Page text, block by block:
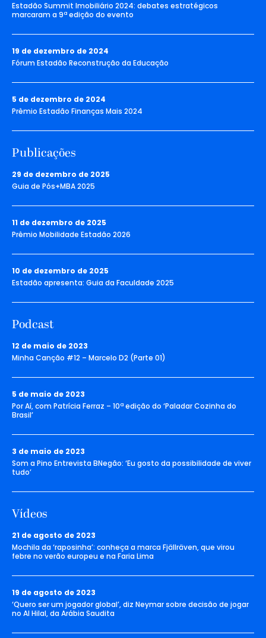
Estadão Summit Imobiliário 2024: debates estratégicos
marcaram a 9ª edição do evento
19 de dezembro de 2024
Fórum Estadão Reconstrução da Educação
5 de dezembro de 2024
Prêmio Estadão Finanças Mais 2024
Publicações
29 de dezembro de 2025
Guia de Pós+MBA 2025
11 de dezembro de 2025
Prêmio Mobilidade Estadão 2026
10 de dezembro de 2025
Estadão apresenta: Guia da Faculdade 2025
Podcast
12 de maio de 2023
Minha Canção #12 – Marcelo D2 (Parte 01)
5 de maio de 2023
Por Aí, com Patrícia Ferraz – 10ª edição do ‘Paladar Cozinha do
Brasil’
3 de maio de 2023
Som a Pino Entrevista BNegão: ‘Eu gosto da possibilidade de viver
tudo’
Vídeos
21 de agosto de 2023
Mochila da ‘raposinha’: conheça a marca Fjällräven, que virou
febre no verão europeu e na Faria Lima
19 de agosto de 2023
‘Quero ser um jogador global’, diz Neymar sobre decisão de jogar
no Al Hilal, da Arábia Saudita